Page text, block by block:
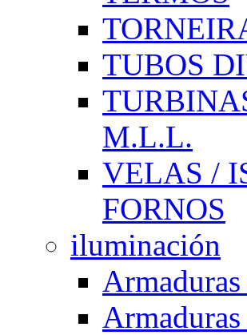
TUBOS
M.L.L.
VELAS /
FORNOS
iluminación